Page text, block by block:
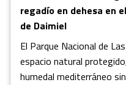
regadío en dehesa en
de Daimiel
El Parque Nacional de
espacio natural
humedal mediterráneo